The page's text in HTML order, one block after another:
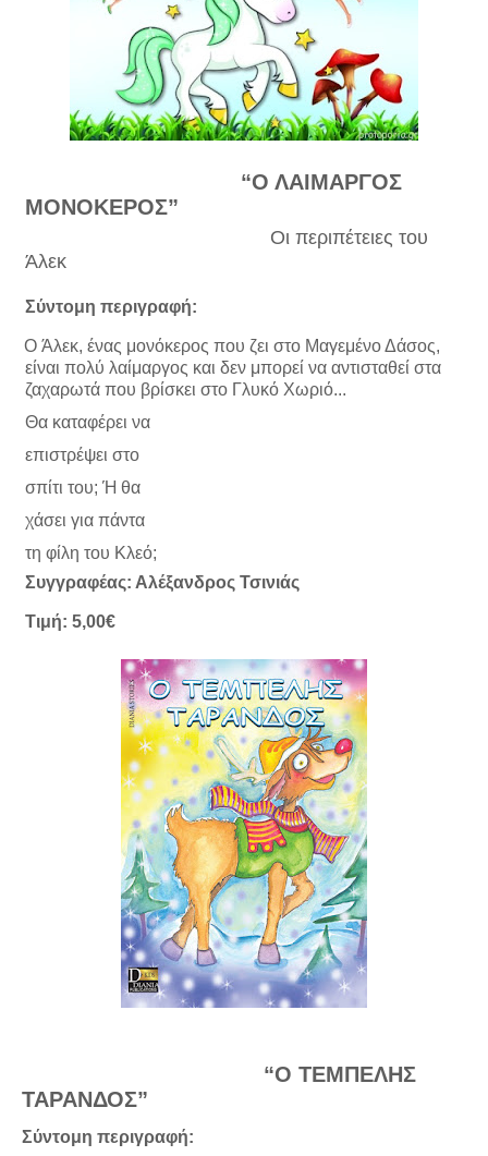
“Ο ΛΑΙΜΑΡΓΟΣ
ΜΟΝΟΚΕΡΟΣ”
Οι περιπέτειες του
Άλεκ
Σύντομη περιγραφή:
Ο Άλεκ, ένας μονόκερος που ζει στο Μαγεμένο Δάσος,
είναι πολύ λαίμαργος και δεν μπορεί να αντισταθεί στα
ζαχαρωτά που βρίσκει στο Γλυκό Χωριό...
Θα καταφέρει να
επιστρέψει στο
σπίτι του; Ή θα
χάσει για πάντα
τη φίλη του Κλεό;
Συγγραφέας: Αλέξανδρος Τσινιάς
Τιμή: 5,00€
“Ο ΤΕΜΠΕΛΗΣ
ΤΑΡΑΝΔΟΣ”
Σύντομη περιγραφή: